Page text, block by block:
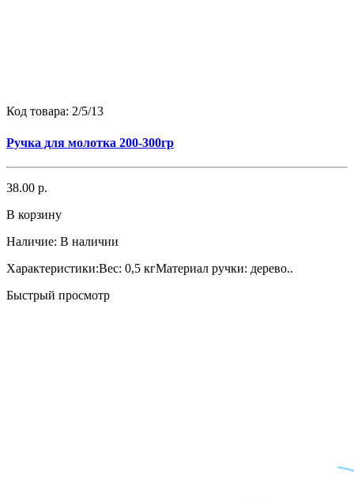
Код товара: 2/5/13
Ручка для молотка 200-300гр
38.00 р.
В корзину
Наличие: В наличии
Характеристики:Вес: 0,5 кгМатериал ручки: дерево..
Быстрый просмотр